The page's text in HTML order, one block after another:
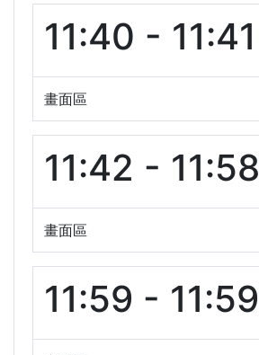
11:40 - 11:41
畫面區
11:42 - 11:58
畫面區
11:59 - 11:59